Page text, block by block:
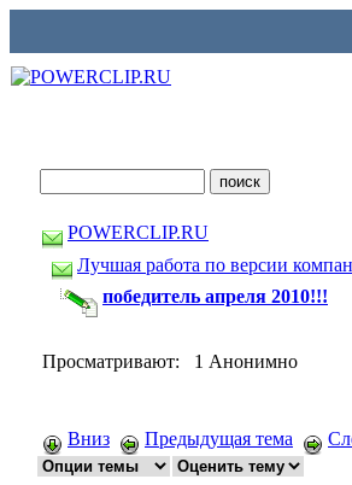
POWERCLIP.RU
Лучшая работа по версии
победитель апреля 2010!!!
Просматривают: 1 Анонимно
Вниз Предыдущая тема